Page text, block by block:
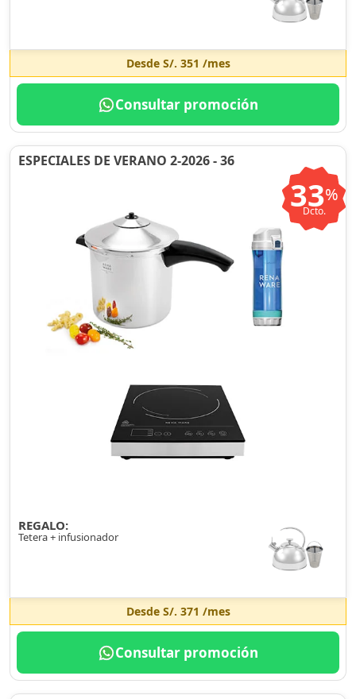
Desde S/. 351 /mes
Consultar promoción
ESPECIALES DE VERANO 2-2026 - 36
33%
Dcto.
REGALO:
Tetera + infusionador
Desde S/. 371 /mes
Consultar promoción